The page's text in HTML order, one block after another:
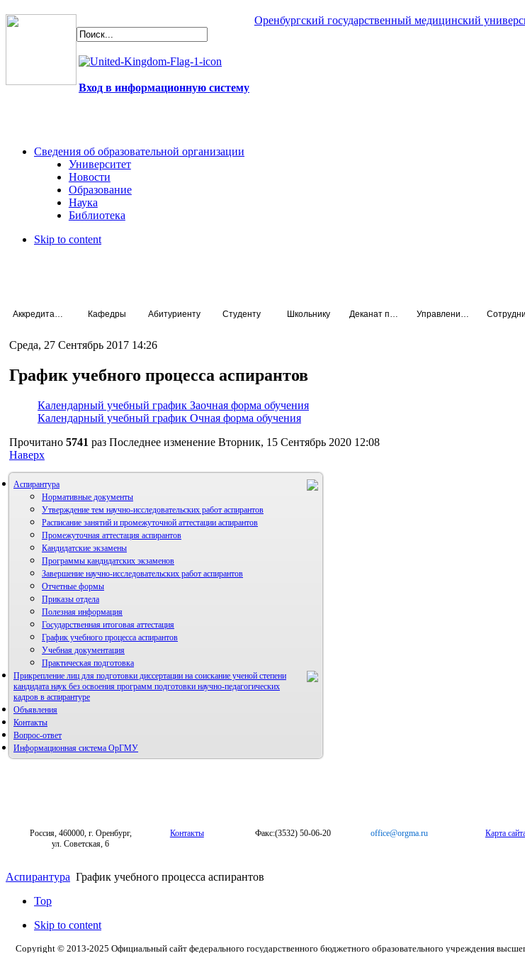
Оренбургский государственный медицинский
Вход в информационную систему
Сведения об образовательной организации
Университет
Новости
Образование
Наука
Библиотека
Skip to content
Кафедры Абитуриенту Студенту Школьнику
Среда, 27 Сентябрь 2017 14:26
График учебного процесса аспирантов
Календарный учебный график Заочная форма обучения
Календарный учебный график Очная форма обучения
Прочитано 5741 раз Последнее изменение Вторник, 15 Сентябрь 2020 12:08
Наверх
Аспирантура
Нормативные документы
Утверждение тем научно-исследовательских работ аспирантов
Расписание занятий и промежуточной аттестации аспирантов
Промежуточная аттестация аспирантов
Кандидатские экзамены
Программы кандидатских экзаменов
Завершение научно-исследовательских работ аспирантов
Отчетные формы
Приказы отдела
Полезная информация
Государственная итоговая аттестация
График учебного процесса аспирантов
Учебная документация
Практическая подготовка
Прикрепление лиц для подготовки диссертации на соискание ученой степени
кандидата наук без освоения программ подготовки научно-педагогических
кадров в аспирантуре
Объявления
Контакты
Вопрос-ответ
Информационная система ОрГМУ
Россия, 460000, г. Оренбург,
ул. Советская, 6
Контакты Факс:(3532) 50-06-20 office@orgma.ru Карта
Аспирантура График учебного процесса аспирантов
Top
Skip to content
Copyright © 2013-2025 Официальный сайт федерального государственного бюджетного образовательного учреждения